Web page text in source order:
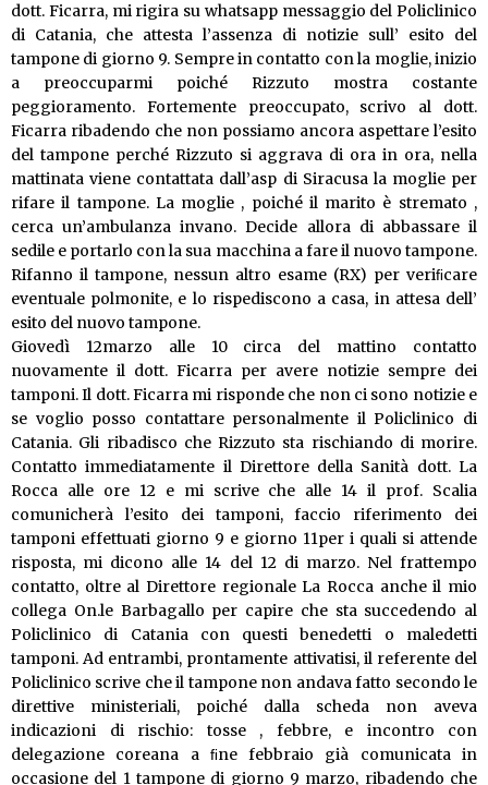
dott. Ficarra, mi rigira su whatsapp messaggio del Policlinico
di Catania, che attesta l’assenza di notizie sull’ esito del
tampone di giorno 9. Sempre in contatto con la moglie, inizio
a preoccuparmi poiché Rizzuto mostra costante
peggioramento. Fortemente preoccupato, scrivo al dott.
Ficarra ribadendo che non possiamo ancora aspettare l’esito
del tampone perché Rizzuto si aggrava di ora in ora, nella
mattinata viene contattata dall’asp di Siracusa la moglie per
rifare il tampone. La moglie , poiché il marito è stremato ,
cerca un’ambulanza invano. Decide allora di abbassare il
sedile e portarlo con la sua macchina a fare il nuovo tampone.
Rifanno il tampone, nessun altro esame (RX) per veriﬁcare
eventuale polmonite, e lo rispediscono a casa, in attesa dell’
esito del nuovo tampone.
Giovedì 12marzo alle 10 circa del mattino contatto
nuovamente il dott. Ficarra per avere notizie sempre dei
tamponi. Il dott. Ficarra mi risponde che non ci sono notizie e
se voglio posso contattare personalmente il Policlinico di
Catania. Gli ribadisco che Rizzuto sta rischiando di morire.
Contatto immediatamente il Direttore della Sanità dott. La
Rocca alle ore 12 e mi scrive che alle 14 il prof. Scalia
comunicherà l’esito dei tamponi, faccio riferimento dei
tamponi effettuati giorno 9 e giorno 11per i quali si attende
risposta, mi dicono alle 14 del 12 di marzo. Nel frattempo
contatto, oltre al Direttore regionale La Rocca anche il mio
collega On.le Barbagallo per capire che sta succedendo al
Policlinico di Catania con questi benedetti o maledetti
tamponi. Ad entrambi, prontamente attivatisi, il referente del
Policlinico scrive che il tampone non andava fatto secondo le
direttive ministeriali, poiché dalla scheda non aveva
indicazioni di rischio: tosse , febbre, e incontro con
delegazione coreana a ﬁne febbraio già comunicata in
occasione del 1 tampone di giorno 9 marzo, ribadendo che